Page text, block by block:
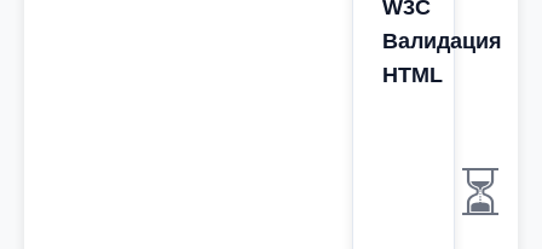
W3C
Валидация
HTML
⏳